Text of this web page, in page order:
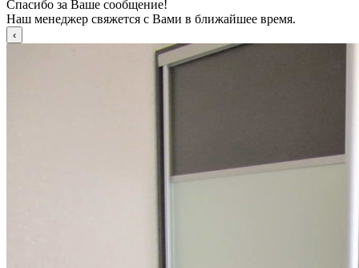
Спасибо за Ваше сообщение!
Наш менеджер свяжется с Вами в ближайшее время.